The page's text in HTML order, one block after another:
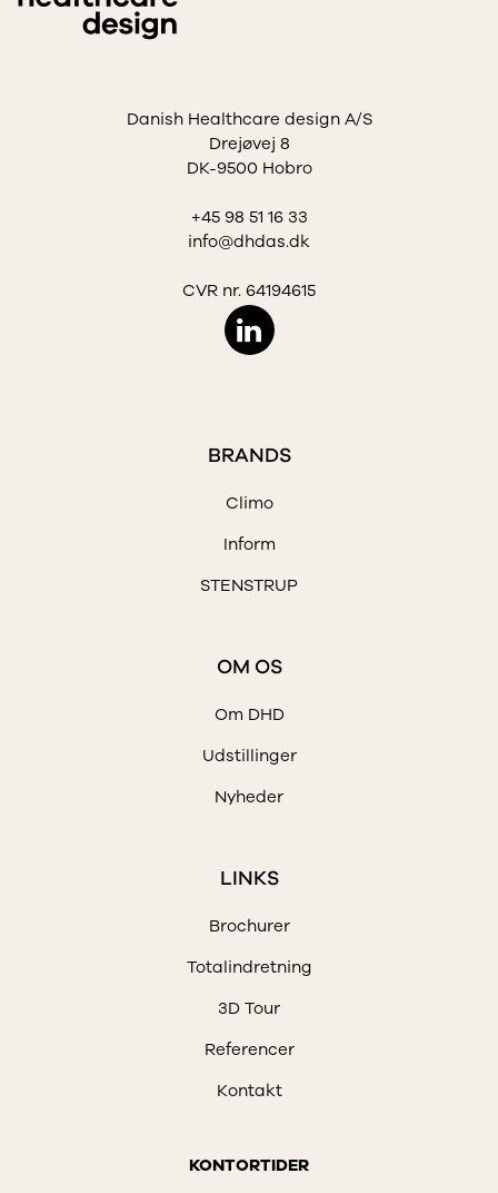
Danish Healthcare design A/S
Drejøvej 8
DK-9500 Hobro
+45 98 51 16 33
info@dhdas.dk
CVR nr. 64194615
BRANDS
Climo
Inform
STENSTRUP
OM OS
Om DHD
Udstillinger
Nyheder
LINKS
Brochurer
Totalindretning
3D Tour
Referencer
Kontakt
KONTORTIDER